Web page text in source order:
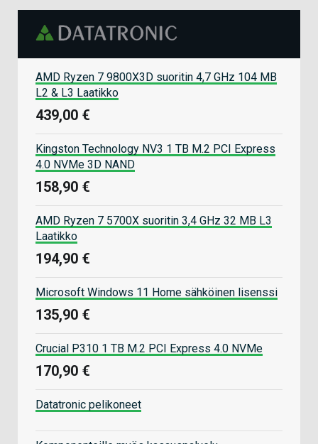
AMD Ryzen 7 9800X3D suoritin 4,7 GHz 104 MB
L2 & L3 Laatikko
439,00 €
Kingston Technology NV3 1 TB M.2 PCI Express
4.0 NVMe 3D NAND
158,90 €
AMD Ryzen 7 5700X suoritin 3,4 GHz 32 MB L3
Laatikko
194,90 €
Microsoft Windows 11 Home sähköinen lisenssi
135,90 €
Crucial P310 1 TB M.2 PCI Express 4.0 NVMe
170,90 €
Datatronic pelikoneet